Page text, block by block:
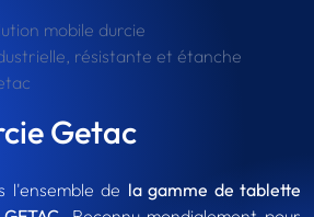
mobile durcie
résistante et étanche
Getac
l'ensemble de la gamme de tablette